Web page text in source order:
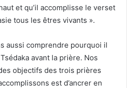
et qu’il accomplisse le verset
tous les êtres vivants ».
aussi comprendre pourquoi il
avant la prière. Nos
objectifs des trois prières
est d’ancrer en